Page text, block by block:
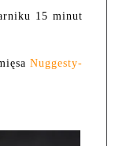
15 minut
Nuggesty-